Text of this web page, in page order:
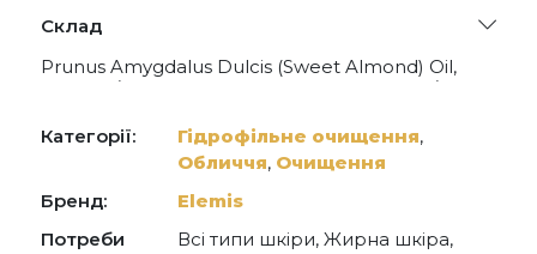
Склад
Prunus Amygdalus Dulcis (Sweet Almond) Oil,
Caprylic/Capric Triglyceride, PEG-6 Caprylic/Capric
Sorbitan Stearate, Sambucus Nigra Oil, PEG-60
Almond Glycerides, Silica, Avena Sativa (Oat)
Kernel Oil, Triticum Vulgare (Wheat) Germ Oil,
Butyrospermum Parkii (Shea Butter), Citrus
Aurantium Dulcis (Orange) Peel Wax, Glycerin,
Lecithin, Borago Officinalis Seed Oil, Lavandula
Категорії: Гідрофільне очищення,
Обличчя, Очищення
Бренд:
Elemis
Потреби
Всі типи шкіри, Жирна шкіра,